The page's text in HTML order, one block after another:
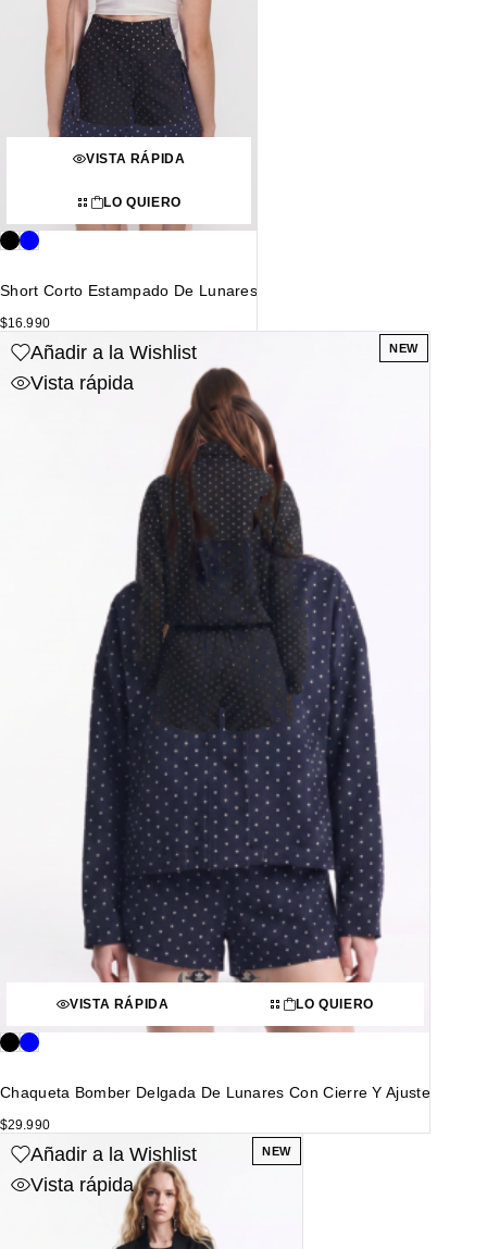
VISTA RÁPIDA
LO QUIERO
Short Corto Estampado De Lunares
$16.990
NEW
Añadir a la Wishlist
Vista rápida
VISTA RÁPIDA LO QUIERO
Chaqueta Bomber Delgada De Lunares Con Cierre Y Ajuste
$29.990
NEW
Añadir a la Wishlist
Vista rápida